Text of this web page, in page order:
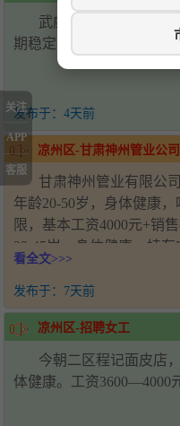
武威万达广场招聘川
期稳定，要求技术过硬，
发布于： 4天前
凉州区-甘肃神州管业公
甘肃神州管业有限公
年龄20-50岁，身体健康
限，基本工资4000元+销
22-45岁，身体健康，持
系人：王经理，电话：
威市凉州区新能源产业园
看全文>>>
发布于： 7天前
凉州区-招聘女工
今朝二区程记面皮店
体健康。工资3600—4000
关注
APP
客服